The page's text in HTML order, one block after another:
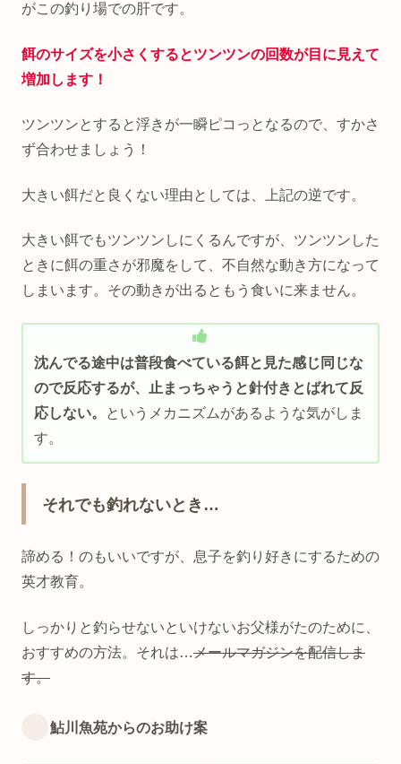
がこの釣り場での肝です。
餌のサイズを小さくするとツンツンの回数が目に見えて
増加します！
ツンツンとすると浮きが一瞬ピコっとなるので、すかさ
ず合わせましょう！
大きい餌だと良くない理由としては、上記の逆です。
大きい餌でもツンツンしにくるんですが、ツンツンした
ときに餌の重さが邪魔をして、不自然な動き方になって
しまいます。その動きが出るともう食いに来ません。
沈んでる途中は普段食べている餌と見た感じ同じな
ので反応するが、止まっちゃうと針付きとばれて反
応しない。
というメカニズムがあるような気がしま
す。
それでも釣れないとき…
諦める！のもいいですが、息子を釣り好きにするための
英才教育。
しっかりと釣らせないといけないお父様がたのために、
おすすめの方法。それは…メールマガジンを配信しま
す。
鮎川魚苑からのお助け案